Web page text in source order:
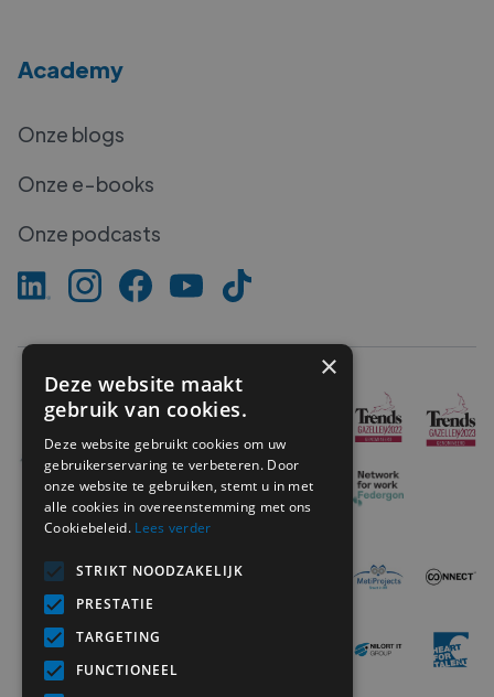
Academy
Onze blogs
Onze e-books
Onze podcasts
×
Deze website maakt
gebruik van cookies.
Deze website gebruikt cookies om uw
gebruikerservaring te verbeteren. Door
onze website te gebruiken, stemt u in met
alle cookies in overeenstemming met ons
Cookiebeleid. Lees verder
STRIKT NOODZAKELIJK
PRESTATIE
TARGETING
FUNCTIONEEL